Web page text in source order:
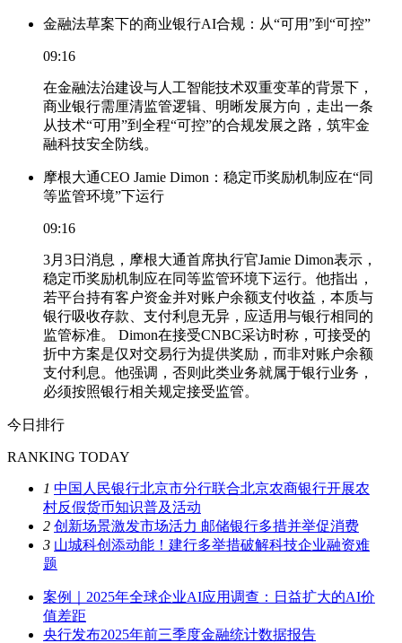
金融法草案下的商业银行AI合规：从“可用”到“可控”
09:16
在金融法治建设与人工智能技术双重变革的背景下，
商业银行需厘清监管逻辑、明晰发展方向，走出一条
从技术“可用”到全程“可控”的合规发展之路，筑牢金
融科技安全防线。
摩根大通CEO Jamie Dimon：稳定币奖励机制应在“同
等监管环境”下运行
09:16
3月3日消息，摩根大通首席执行官Jamie Dimon表示，
稳定币奖励机制应在同等监管环境下运行。他指出，
若平台持有客户资金并对账户余额支付收益，本质与
银行吸收存款、支付利息无异，应适用与银行相同的
监管标准。 Dimon在接受CNBC采访时称，可接受的
折中方案是仅对交易行为提供奖励，而非对账户余额
支付利息。他强调，否则此类业务就属于银行业务，
必须按照银行相关规定接受监管。
今日排行
RANKING TODAY
1 中国人民银行北京市分行联合北京农商银行开展农
村反假货币知识普及活动
2 创新场景激发市场活力 邮储银行多措并举促消费
3 山城科创添动能！建行多举措破解科技企业融资难
题
案例｜2025年全球企业AI应用调查：日益扩大的AI价
值差距
央行发布2025年前三季度金融统计数据报告